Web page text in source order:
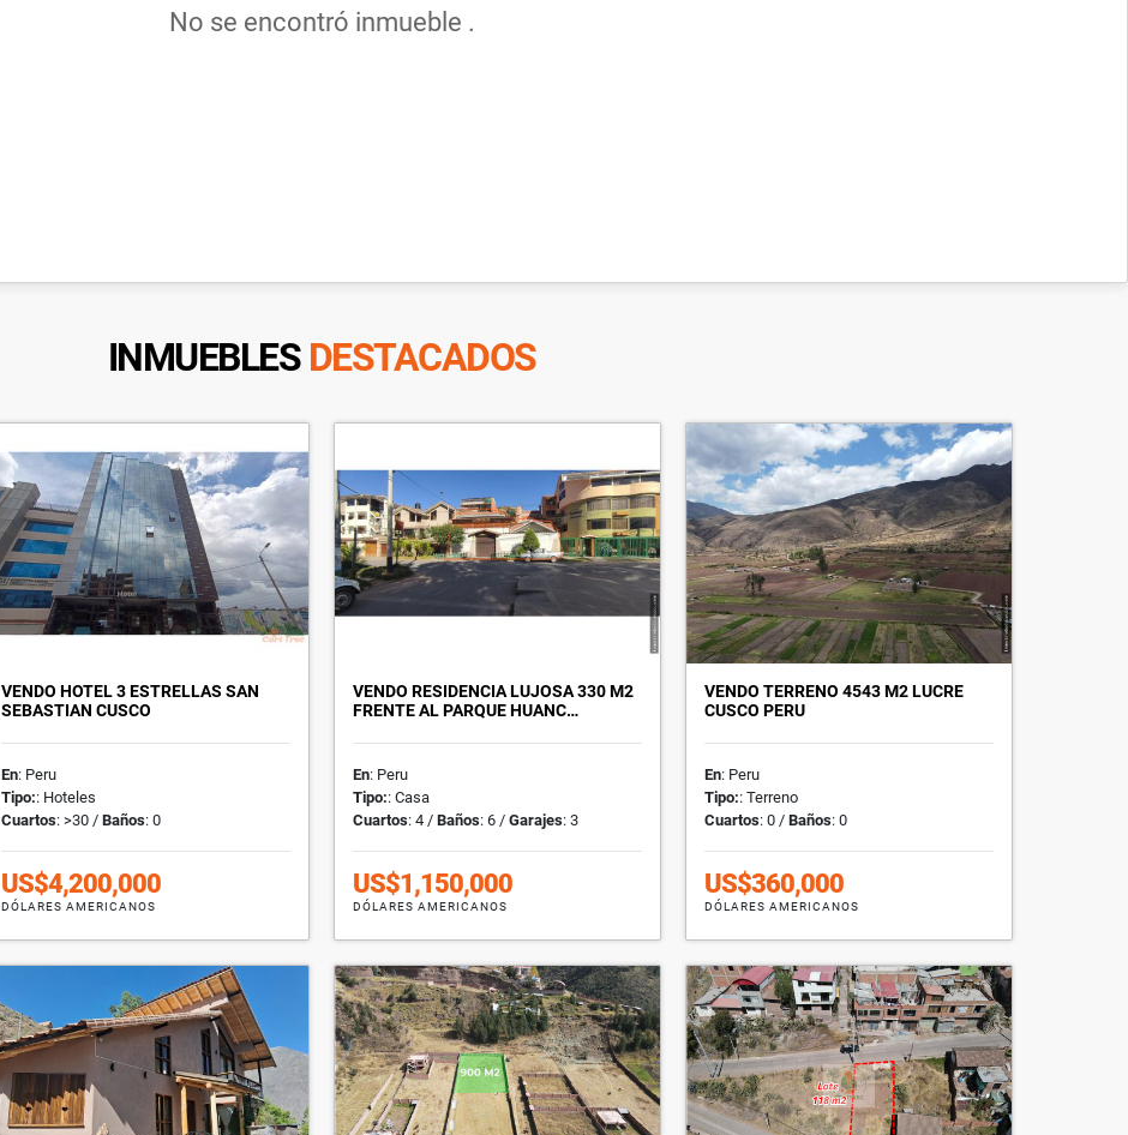
No se encontró inmueble .
INMUEBLES DESTACADOS
VENDO HOTEL 3 ESTRELLAS SAN
SEBASTIAN CUSCO
En: Peru
Tipo:: Hoteles
Cuartos: >30 / Baños: 0
US$4,200,000
DÓLARES AMERICANOS
VENDO RESIDENCIA LUJOSA 330 M2
FRENTE AL PARQUE HUANC…
En: Peru
Tipo:: Casa
Cuartos: 4 / Baños: 6 / Garajes: 3
US$1,150,000
DÓLARES AMERICANOS
VENDO TERRENO 4543 M2 LUCRE
CUSCO PERU
En: Peru
Tipo:: Terreno
Cuartos: 0 / Baños: 0
US$360,000
DÓLARES AMERICANOS